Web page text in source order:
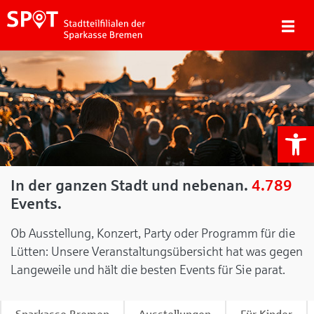
In der ganzen Stadt und nebenan. 4.789
Events.
Ob Ausstellung, Konzert, Party oder Programm für die
Lütten: Unsere Veranstaltungsübersicht hat was gegen
Langeweile und hält die besten Events für Sie parat.